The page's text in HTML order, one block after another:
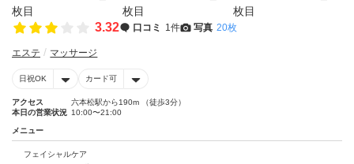
3.32 口コミ 1件 写真 20枚
エステ マッサージ
日祝OK カード可
アクセス
六本松駅から190m （徒歩3分）
本日の営業状況 10:00〜21:00
メニュー
フェイシャルケア